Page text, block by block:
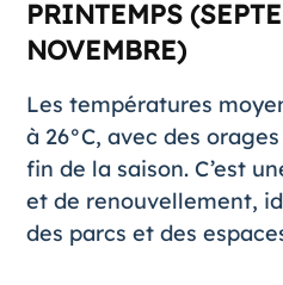
PRINTEMPS
NOVEMBRE)
Les températures
à 26°C, avec des
fin de la saison. C’est
et de renouvellement,
des parcs et des